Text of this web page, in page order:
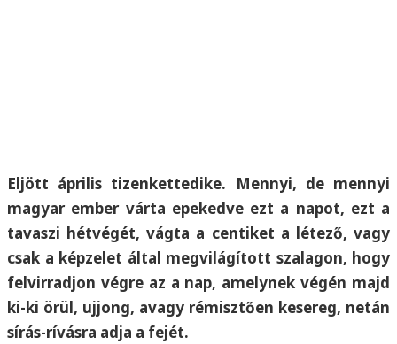
Eljött április tizenkettedike. Mennyi, de mennyi
magyar ember várta epekedve ezt a napot, ezt a
tavaszi hétvégét, vágta a centiket a létező, vagy
csak a képzelet által megvilágított szalagon, hogy
felvirradjon végre az a nap, amelynek végén majd
ki-ki örül, ujjong, avagy rémisztően kesereg, netán
sírás-rívásra adja a fejét.